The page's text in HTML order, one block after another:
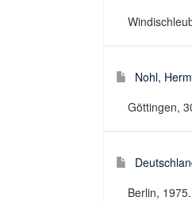
Nohl,
Göttingen,
Berlin,